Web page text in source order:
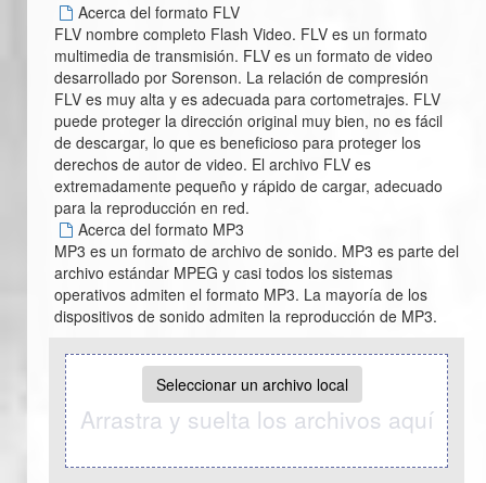
Acerca del formato FLV
FLV nombre completo Flash Video. FLV es un formato
multimedia de transmisión. FLV es un formato de video
desarrollado por Sorenson. La relación de compresión
FLV es muy alta y es adecuada para cortometrajes. FLV
puede proteger la dirección original muy bien, no es fácil
de descargar, lo que es beneficioso para proteger los
derechos de autor de video. El archivo FLV es
extremadamente pequeño y rápido de cargar, adecuado
para la reproducción en red.
Acerca del formato MP3
MP3 es un formato de archivo de sonido. MP3 es parte del
archivo estándar MPEG y casi todos los sistemas
operativos admiten el formato MP3. La mayoría de los
dispositivos de sonido admiten la reproducción de MP3.
Seleccionar un archivo local
Arrastra y suelta los archivos aquí